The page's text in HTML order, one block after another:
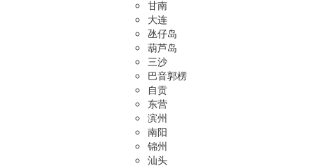
甘南
大连
氹仔岛
葫芦岛
三沙
巴音郭楞
自贡
东营
滨州
南阳
锦州
汕头